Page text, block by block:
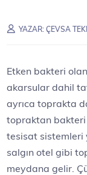
YAZAR:ÇEVSA
Etken bakteri
akarsular dahil
ayrıca toprakta
topraktan bakteri
tesisat sistemleri
salgın otel gibi
meydana gelir.